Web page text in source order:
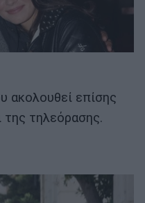
ακολουθεί επίσης
τηλεόρασης.